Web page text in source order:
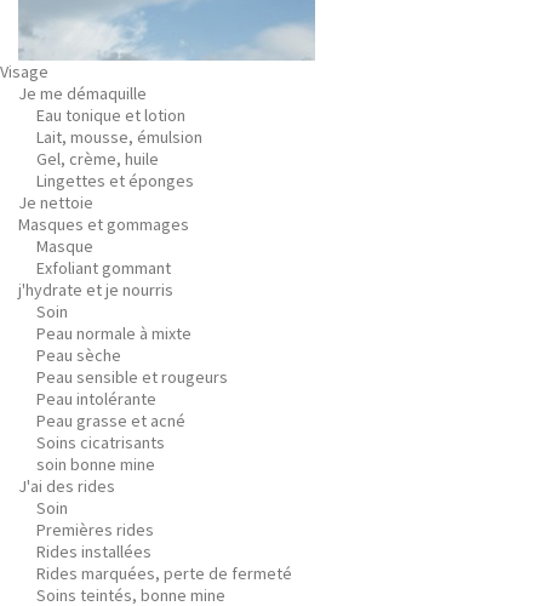
Visage
Je me démaquille
Eau tonique et lotion
Lait, mousse, émulsion
Gel, crème, huile
Lingettes et éponges
Je nettoie
Masques et gommages
Masque
Exfoliant gommant
j'hydrate et je nourris
Soin
Peau normale à mixte
Peau sèche
Peau sensible et rougeurs
Peau intolérante
Peau grasse et acné
Soins cicatrisants
soin bonne mine
J'ai des rides
Soin
Premières rides
Rides installées
Rides marquées, perte de fermeté
Soins teintés, bonne mine